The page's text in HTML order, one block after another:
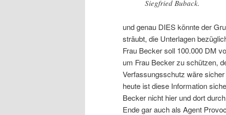
Siegfried Buback.
und genau DIES könnte der
sträubt, die Unterlagen
Frau Becker soll 100.000 DM
um Frau Becker zu schützen,
Verfassungsschutz wäre
heute ist diese Information
Becker nicht hier und dort
Ende gar auch als Agent